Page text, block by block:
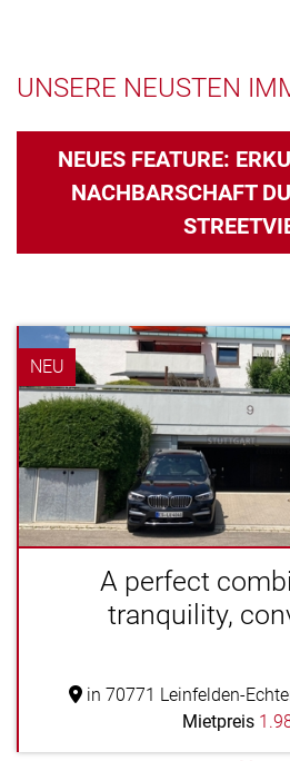
UNSERE NEUSTEN
NEUES FEATURE:
NACHBARSCHAFT
NEU
A perfect
tranquility,
in 70771 Leinfelden-
Mietpreis